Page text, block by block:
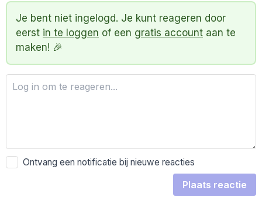
Je bent niet ingelogd. Je kunt reageren door
eerst in te loggen of een gratis account aan te
maken! 🎉
Ontvang een notificatie bij nieuwe reacties
Plaats reactie